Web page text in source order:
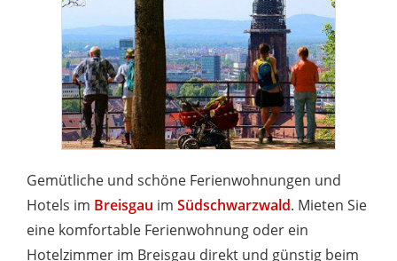
Gemütliche und schöne Ferienwohnungen und
Hotels im Breisgau im Südschwarzwald. Mieten Sie
eine komfortable Ferienwohnung oder ein
Hotelzimmer im Breisgau direkt und günstig beim